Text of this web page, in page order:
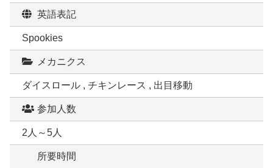
英語表記
Spookies
メカニクス
ダイスロール , チキンレース , 出目移動
参加人数
2人～5人
所要時間